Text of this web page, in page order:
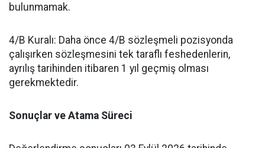
bulunmamak.
​4/B Kuralı: Daha önce 4/B sözleşmeli pozisyonda
çalışırken sözleşmesini tek taraflı feshedenlerin,
ayrılış tarihinden itibaren 1 yıl geçmiş olması
gerekmektedir.
Sonuçlar ve Atama Süreci